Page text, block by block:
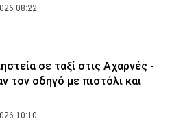
08:22
σε ταξί στις Αχαρνές -
τον οδηγό με πιστόλι και
10:10